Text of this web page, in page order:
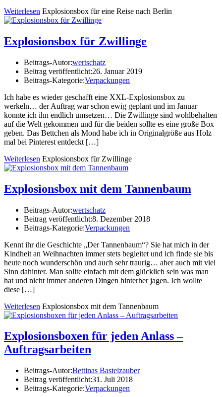
Weiterlesen Explosionsbox für eine Reise nach Berlin
Explosionsbox für Zwillinge
Beitrags-Autor:wertschatz
Beitrag veröffentlicht:26. Januar 2019
Beitrags-Kategorie:Verpackungen
Ich habe es wieder geschafft eine XXL-Explosionsbox zu
werkeln… der Auftrag war schon ewig geplant und im Januar
konnte ich ihn endlich umsetzen… Die Zwillinge sind wohlbehalten
auf die Welt gekommen und für die beiden sollte es eine große Box
geben. Das Bettchen als Mond habe ich in Originalgröße aus Holz
mal bei Pinterest entdeckt […]
Weiterlesen Explosionsbox für Zwillinge
Explosionsbox mit dem Tannenbaum
Beitrags-Autor:wertschatz
Beitrag veröffentlicht:8. Dezember 2018
Beitrags-Kategorie:Verpackungen
Kennt ihr die Geschichte „Der Tannenbaum“? Sie hat mich in der
Kindheit an Weihnachten immer stets begleitet und ich finde sie bis
heute noch wunderschön und auch sehr traurig… aber auch mit viel
Sinn dahinter. Man sollte einfach mit dem glücklich sein was man
hat und nicht immer anderen Dingen hinterher jagen. Ich wollte
diese […]
Weiterlesen Explosionsbox mit dem Tannenbaum
Explosionsboxen für jeden Anlass –
Auftragsarbeiten
Beitrags-Autor:Bettinas Bastelzauber
Beitrag veröffentlicht:31. Juli 2018
Beitrags-Kategorie:Verpackungen